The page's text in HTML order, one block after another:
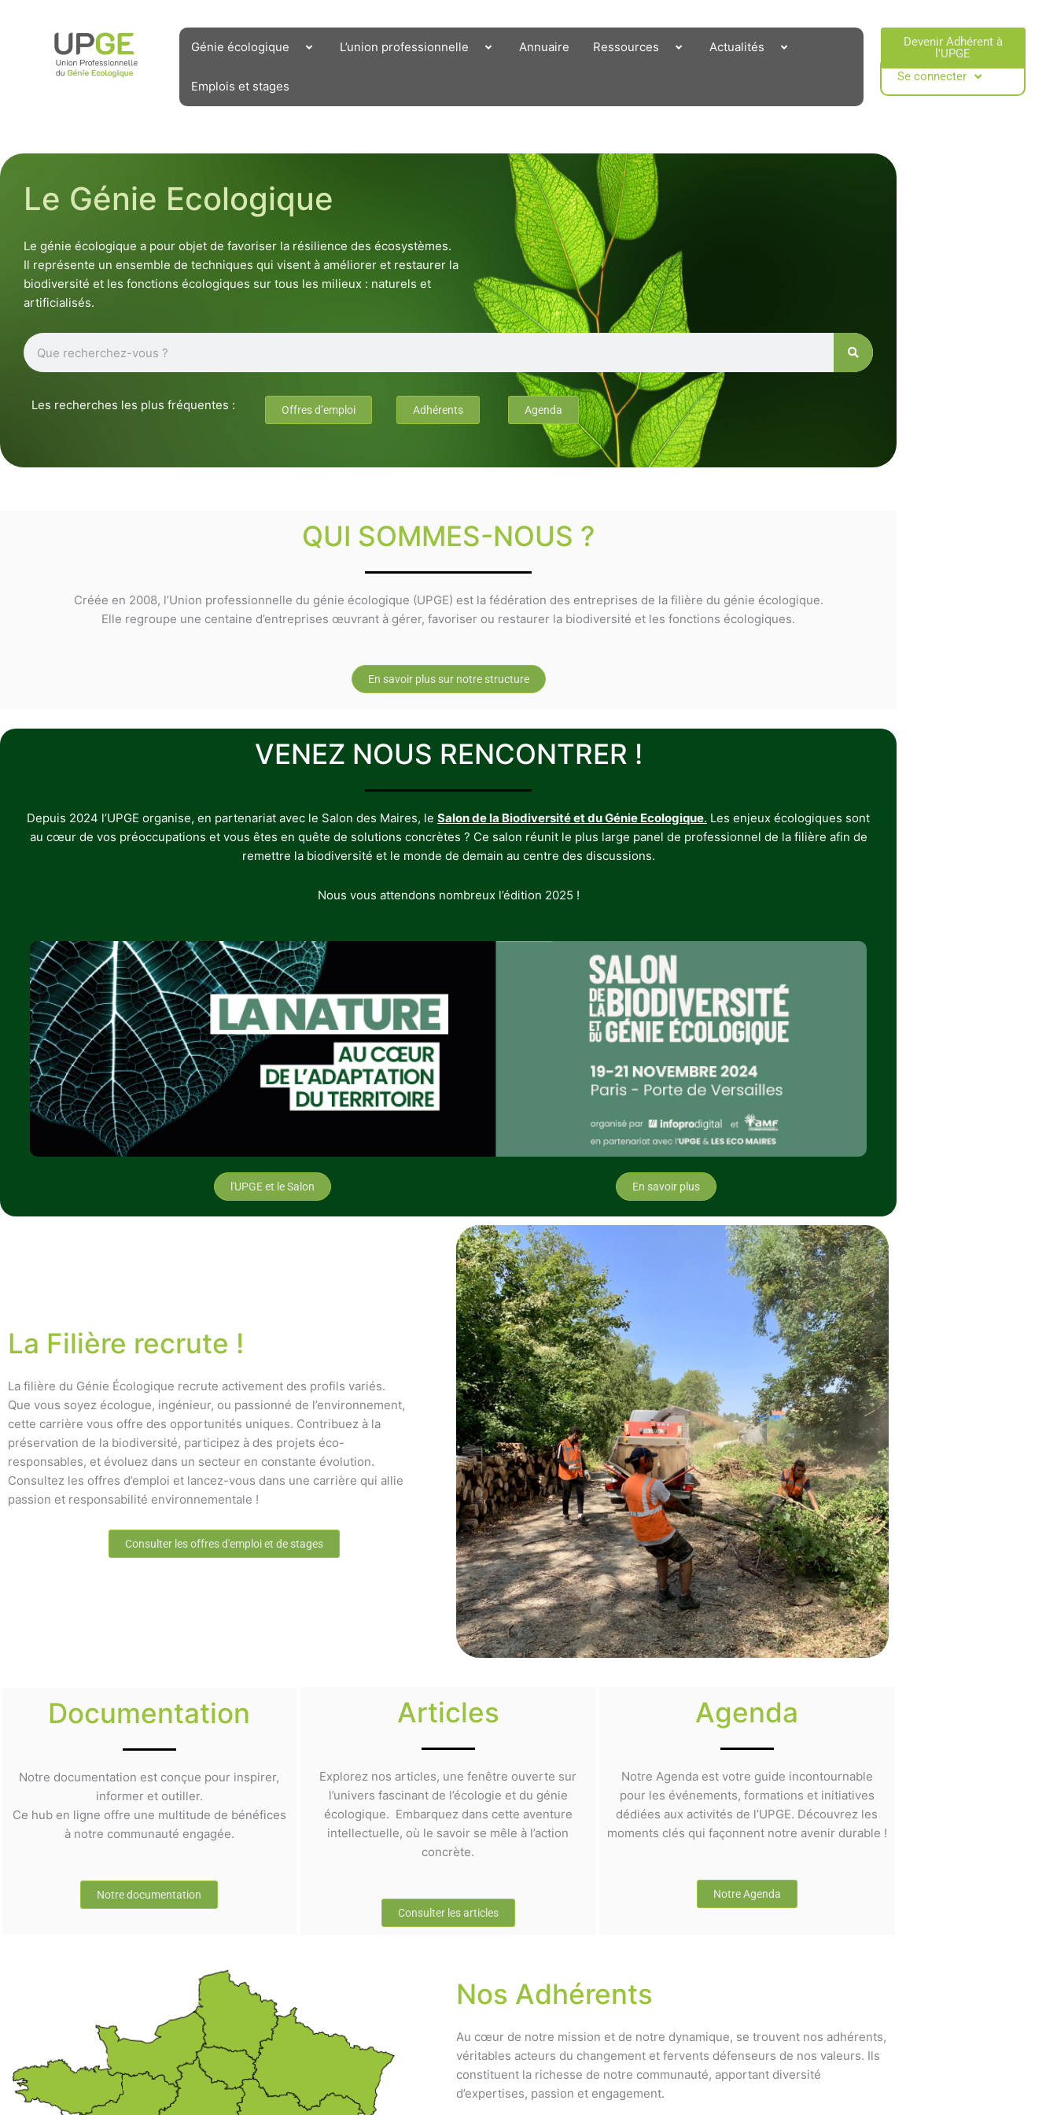
Génie écologique L’union professionnelle Annuaire Ressources Actualités
Emplois et stages
Devenir Adhérent à
l'UPGE​
Se connecter
Le Génie Ecologique
Le génie écologique a pour objet de favoriser la résilience des écosystèmes.
Il représente un ensemble de techniques qui visent à améliorer et restaurer la
biodiversité et les fonctions écologiques sur tous les milieux : naturels et
artificialisés.
Rechercher
Les recherches les plus fréquentes : Offres d’emploi Adhérents Agenda
QUI SOMMES-NOUS ?
Créée en 2008, l’Union professionnelle du génie écologique (UPGE) est la fédération des entreprises de la filière du génie écologique.
Elle regroupe une centaine d’entreprises œuvrant à gérer, favoriser ou restaurer la biodiversité et les fonctions écologiques.
En savoir plus sur notre structure
VENEZ NOUS RENCONTRER !
Depuis 2024 l’UPGE organise, en partenariat avec le Salon des Maires, le Salon de la Biodiversité et du Génie Ecologique. Les enjeux écologiques sont
au cœur de vos préoccupations et vous êtes en quête de solutions concrètes ? Ce salon réunit le plus large panel de professionnel de la filière afin de
remettre la biodiversité et le monde de demain au centre des discussions.
Nous vous attendons nombreux l’édition 2025 !
l'UPGE et le Salon En savoir plus
La Filière recrute !
La filière du Génie Écologique recrute activement des profils variés.
Que vous soyez écologue, ingénieur, ou passionné de l’environnement,
cette carrière vous offre des opportunités uniques. Contribuez à la
préservation de la biodiversité, participez à des projets éco-
responsables, et évoluez dans un secteur en constante évolution.
Consultez les offres d’emploi et lancez-vous dans une carrière qui allie
passion et responsabilité environnementale !
Consulter les offres d'emploi et de stages
Documentation
Notre documentation est conçue pour inspirer,
informer et outiller.
Ce hub en ligne offre une multitude de bénéfices
à notre communauté engagée.
Notre documentation
Articles
Explorez nos articles, une fenêtre ouverte sur
l’univers fascinant de l’écologie et du génie
écologique. Embarquez dans cette aventure
intellectuelle, où le savoir se mêle à l’action
concrète.
Consulter les articles
Agenda
Notre Agenda est votre guide incontournable
pour les événements, formations et initiatives
dédiées aux activités de l’UPGE. Découvrez les
moments clés qui façonnent notre avenir durable !
Notre Agenda
Nos Adhérents
Au cœur de notre mission et de notre dynamique, se trouvent nos adhérents,
véritables acteurs du changement et fervents défenseurs de nos valeurs. Ils
constituent la richesse de notre communauté, apportant diversité
d’expertises, passion et engagement.